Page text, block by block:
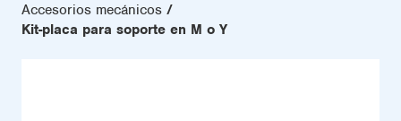
Accesorios mecánicos
Kit-placa para soporte en M o Y